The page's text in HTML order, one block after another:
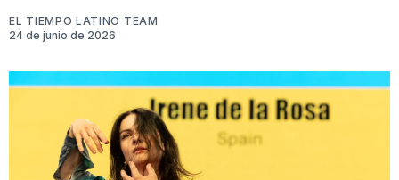
EL TIEMPO LATINO TEAM
24 de junio de 2026